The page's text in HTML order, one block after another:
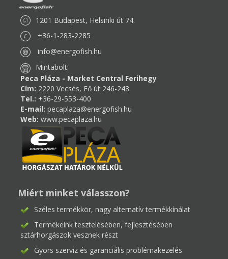
1201 Budapest, Helsinki út 74.
+36-1-283-2285
info@energofish.hu
Mintabolt:
Peca Pláza - Market Central Ferihegy
Cím: 2220 Vecsés, Fő út 246-248.
Tel.: +36-29-553-400
E-mail: pecaplaza@energofish.hu
Web: www.pecaplaza.hu
Miért minket válasszon?
Széles termékkör, nagy alternatív termékkínálat
Termékeink tesztelésében, fejlesztésében
sztárhorgászok vesznek részt
Gyors szerviz és garanciális problémakezelés